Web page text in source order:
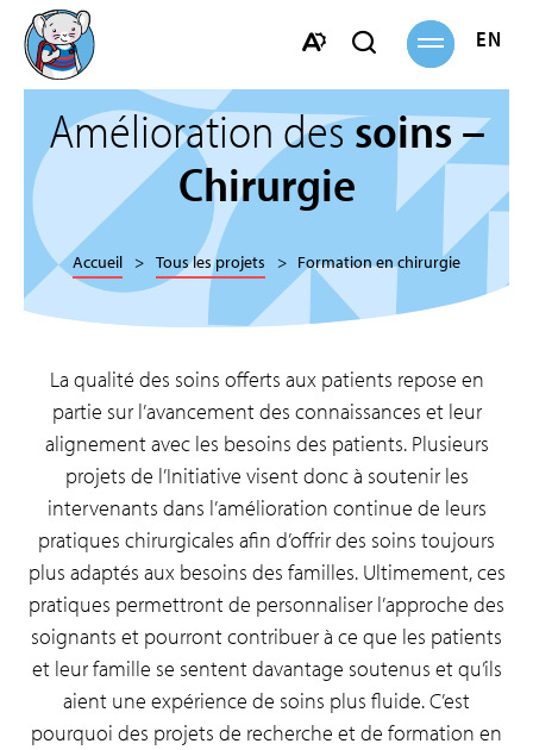
la
barre
d'accessibilité.
Ouvrir
barre
de
recherche
Ouvrir
la
navigation
Amélioration dessoins –
Chirurgie
Accueil Tous les projets Formation en chirurgie
La qualité des soins offerts aux patients repose en
partie sur l’avancement des connaissances et leur
alignement avec les besoins des patients. Plusieurs
projets de l’Initiative visent donc à soutenir les
intervenants dans l’amélioration continue de leurs
pratiques chirurgicales afin d’offrir des soins toujours
plus adaptés aux besoins des familles. Ultimement, ces
pratiques permettront de personnaliser l’approche des
soignants et pourront contribuer à ce que les patients
et leur famille se sentent davantage soutenus et qu’ils
aient une expérience de soins plus fluide. C’est
pourquoi des projets de recherche et de formation en